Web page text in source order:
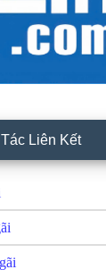
Liên Kết